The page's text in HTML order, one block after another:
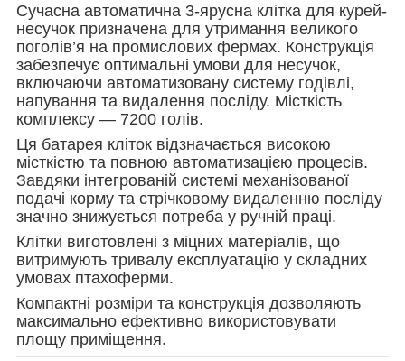
Сучасна автоматична 3-ярусна клітка для курей-
несучок призначена для утримання великого
поголів’я на промислових фермах. Конструкція
забезпечує оптимальні умови для несучок,
включаючи автоматизовану систему годівлі,
напування та видалення посліду. Місткість
комплексу — 7200 голів.
Ця батарея кліток відзначається високою
місткістю та повною автоматизацією процесів.
Завдяки інтегрованій системі механізованої
подачі корму та стрічковому видаленню посліду
значно знижується потреба у ручній праці.
Клітки виготовлені з міцних матеріалів, що
витримують тривалу експлуатацію у складних
умовах птахоферми.
Компактні розміри та конструкція дозволяють
максимально ефективно використовувати
площу приміщення.